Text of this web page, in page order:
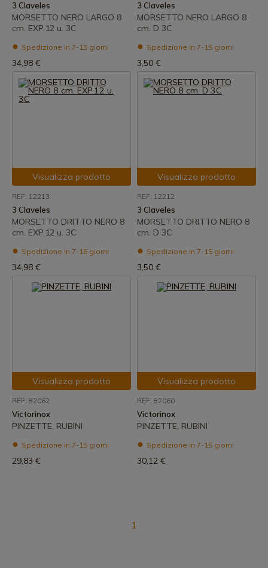
3 Claveles
MORSETTO NERO LARGO 8
cm. EXP.12 u. 3C
Spedizione in 7-15 giorni
34,98 €
3 Claveles
MORSETTO NERO LARGO 8
cm. D 3C
Spedizione in 7-15 giorni
3,50 €
Visualizza prodotto
REF: 12213
3 Claveles
MORSETTO DRITTO NERO 8
cm. EXP.12 u. 3C
Spedizione in 7-15 giorni
34,98 €
Visualizza prodotto
REF: 12212
3 Claveles
MORSETTO DRITTO NERO 8
cm. D 3C
Spedizione in 7-15 giorni
3,50 €
Visualizza prodotto
REF: 82062
Victorinox
PINZETTE, RUBINI
Spedizione in 7-15 giorni
29,83 €
Visualizza prodotto
REF: 82060
Victorinox
PINZETTE, RUBINI
Spedizione in 7-15 giorni
30,12 €
1